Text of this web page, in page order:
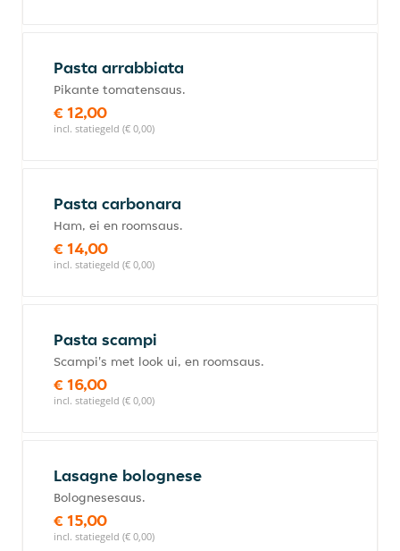
Pasta arrabbiata
Pikante tomatensaus.
€ 12,00
incl. statiegeld (€ 0,00)
Pasta carbonara
Ham, ei en roomsaus.
€ 14,00
incl. statiegeld (€ 0,00)
Pasta scampi
Scampi's met look ui, en roomsaus.
€ 16,00
incl. statiegeld (€ 0,00)
Lasagne bolognese
Bolognesesaus.
€ 15,00
incl. statiegeld (€ 0,00)